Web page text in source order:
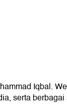
Iqbal.
serta